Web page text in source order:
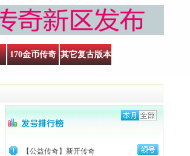
170金币传奇 其它复古版本
【公益传奇】新开传奇